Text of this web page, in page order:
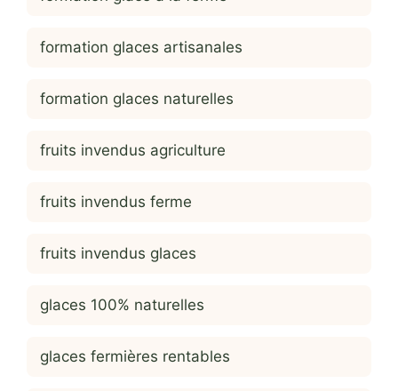
formation glaces artisanales
formation glaces naturelles
fruits invendus agriculture
fruits invendus ferme
fruits invendus glaces
glaces 100% naturelles
glaces fermières rentables